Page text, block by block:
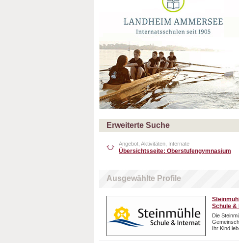
Erweiterte Suche
Angebot, Aktivitäten, Internate
Übersichtsseite: Oberstufengymnasium
Ausgewählte Profile
Schule &
Die
Ihr Kind